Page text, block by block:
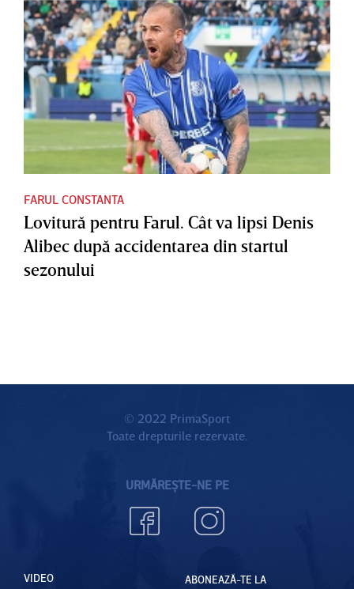
FARUL CONSTANTA
Lovitură pentru Farul. Cât va lipsi Denis
Alibec după accidentarea din startul
sezonului
© 2022 PrimaSport
Toate drepturile rezervate.
URMĂREȘTE-NE PE
VIDEO
ABONEAZĂ-TE LA